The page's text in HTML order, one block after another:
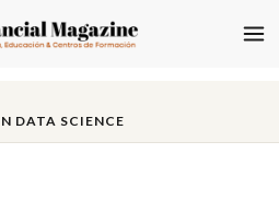
DATA SCIENCE